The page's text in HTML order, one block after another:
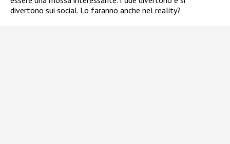
divertono sui social. Lo faranno anche nel reality?